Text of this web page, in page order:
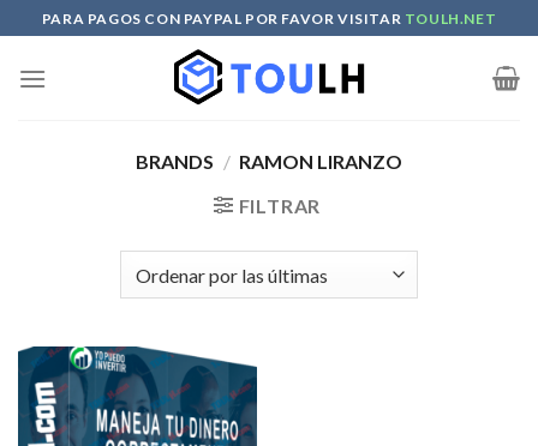
to
content
PARA PAGOS CON PAYPAL POR FAVOR VISITAR TOULH.NET
BRANDS / RAMON LIRANZO
FILTRAR